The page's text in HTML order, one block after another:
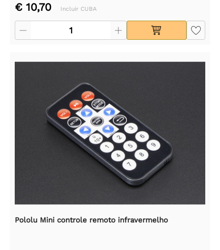
€ 10,70 Incluir CUBA
Pololu Mini controle remoto infravermelho